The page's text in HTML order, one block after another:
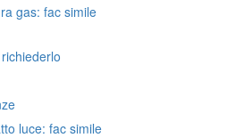
gas: fac simile
luce: fac simile